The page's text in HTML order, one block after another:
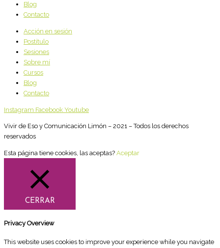
Blog
Contacto
Acción en sesión
Postítulo
Sesiones
Sobre mí
Cursos
Blog
Contacto
Instagram Facebook Youtube
Vivir de Eso y Comunicación Limón – 2021 – Todos los derechos
reservados
Esta página tiene cookies, las aceptas? Aceptar
CERRAR
Privacy Overview
This website uses cookies to improve your experience while you navigate